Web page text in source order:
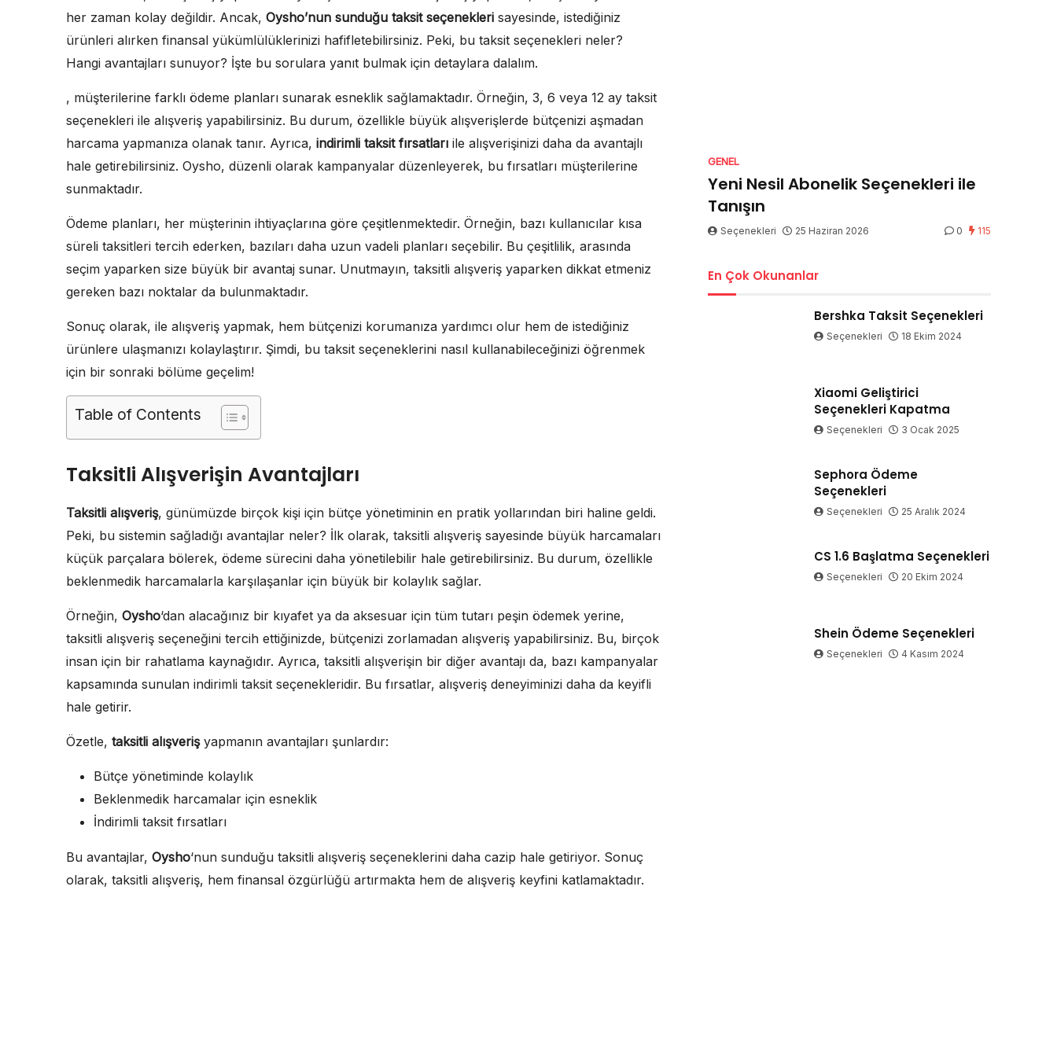
her zaman kolay değildir. Ancak, Oysho’nun sunduğu taksit seçenekleri sayesinde, istediğiniz
ürünleri alırken finansal yükümlülüklerinizi hafifletebilirsiniz. Peki, bu taksit seçenekleri neler?
Hangi avantajları sunuyor? İşte bu sorulara yanıt bulmak için detaylara dalalım.
, müşterilerine farklı ödeme planları sunarak esneklik sağlamaktadır. Örneğin, 3, 6 veya 12 ay taksit
seçenekleri ile alışveriş yapabilirsiniz. Bu durum, özellikle büyük alışverişlerde bütçenizi aşmadan
harcama yapmanıza olanak tanır. Ayrıca, indirimli taksit fırsatları ile alışverişinizi daha da avantajlı
hale getirebilirsiniz. Oysho, düzenli olarak kampanyalar düzenleyerek, bu fırsatları müşterilerine
sunmaktadır.
Ödeme planları, her müşterinin ihtiyaçlarına göre çeşitlenmektedir. Örneğin, bazı kullanıcılar kısa
süreli taksitleri tercih ederken, bazıları daha uzun vadeli planları seçebilir. Bu çeşitlilik, arasında
seçim yaparken size büyük bir avantaj sunar. Unutmayın, taksitli alışveriş yaparken dikkat etmeniz
gereken bazı noktalar da bulunmaktadır.
Sonuç olarak, ile alışveriş yapmak, hem bütçenizi korumanıza yardımcı olur hem de istediğiniz
ürünlere ulaşmanızı kolaylaştırır. Şimdi, bu taksit seçeneklerini nasıl kullanabileceğinizi öğrenmek
için bir sonraki bölüme geçelim!
Table of Contents
Taksitli Alışverişin Avantajları
Taksitli alışveriş, günümüzde birçok kişi için bütçe yönetiminin en pratik yollarından biri haline geldi.
Peki, bu sistemin sağladığı avantajlar neler? İlk olarak, taksitli alışveriş sayesinde büyük harcamaları
küçük parçalara bölerek, ödeme sürecini daha yönetilebilir hale getirebilirsiniz. Bu durum, özellikle
beklenmedik harcamalarla karşılaşanlar için büyük bir kolaylık sağlar.
Örneğin, Oysho‘dan alacağınız bir kıyafet ya da aksesuar için tüm tutarı peşin ödemek yerine,
taksitli alışveriş seçeneğini tercih ettiğinizde, bütçenizi zorlamadan alışveriş yapabilirsiniz. Bu, birçok
insan için bir rahatlama kaynağıdır. Ayrıca, taksitli alışverişin bir diğer avantajı da, bazı kampanyalar
kapsamında sunulan indirimli taksit seçenekleridir. Bu fırsatlar, alışveriş deneyiminizi daha da keyifli
hale getirir.
Özetle, taksitli alışverişyapmanın avantajları şunlardır:
Bütçe yönetiminde kolaylık
Beklenmedik harcamalar için esneklik
İndirimli taksit fırsatları
Bu avantajlar, Oysho‘nun sunduğu taksitli alışveriş seçeneklerini daha cazip hale getiriyor. Sonuç
olarak, taksitli alışveriş, hem finansal özgürlüğü artırmakta hem de alışveriş keyfini katlamaktadır.
GENEL
Yeni Nesil Abonelik Seçenekleri ile
Tanışın
Seçenekleri 25 Haziran 2026 0 115
En Çok Okunanlar
Bershka Taksit Seçenekleri
Seçenekleri 18 Ekim 2024
Xiaomi Geliştirici
Seçenekleri Kapatma
Seçenekleri 3 Ocak 2025
Sephora Ödeme
Seçenekleri
Seçenekleri 25 Aralık 2024
CS 1.6 Başlatma Seçenekleri
Seçenekleri 20 Ekim 2024
Shein Ödeme Seçenekleri
Seçenekleri 4 Kasım 2024